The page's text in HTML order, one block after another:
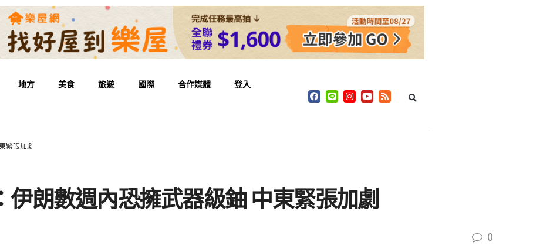
地方 美食 旅遊 國際 合作媒體 登入
緊張加劇
伊朗數週內恐擁武器級鈾 中東緊張加劇
0